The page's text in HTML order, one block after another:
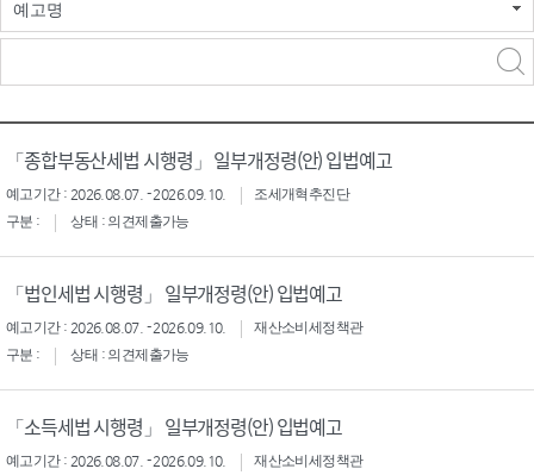
예고명
「종합부동산세법 시행령」 일부개정령(안) 입법예고
예고기간 : 2026.08.07. - 2026.09.10.
조세개혁추진단
구분 :
상태 : 의견제출가능
「법인세법 시행령」 일부개정령(안) 입법예고
예고기간 : 2026.08.07. - 2026.09.10.
재산소비세정책관
구분 :
상태 : 의견제출가능
「소득세법 시행령」 일부개정령(안) 입법예고
예고기간 : 2026.08.07. - 2026.09.10.
재산소비세정책관